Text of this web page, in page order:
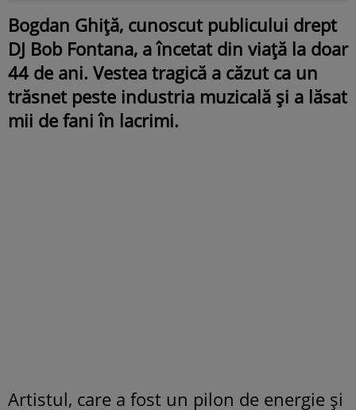
Bogdan Ghiță, cunoscut publicului drept
DJ Bob Fontana, a încetat din viață la doar
44 de ani. Vestea tragică a căzut ca un
trăsnet peste industria muzicală și a lăsat
mii de fani în lacrimi.
Artistul, care a fost un pilon de energie și